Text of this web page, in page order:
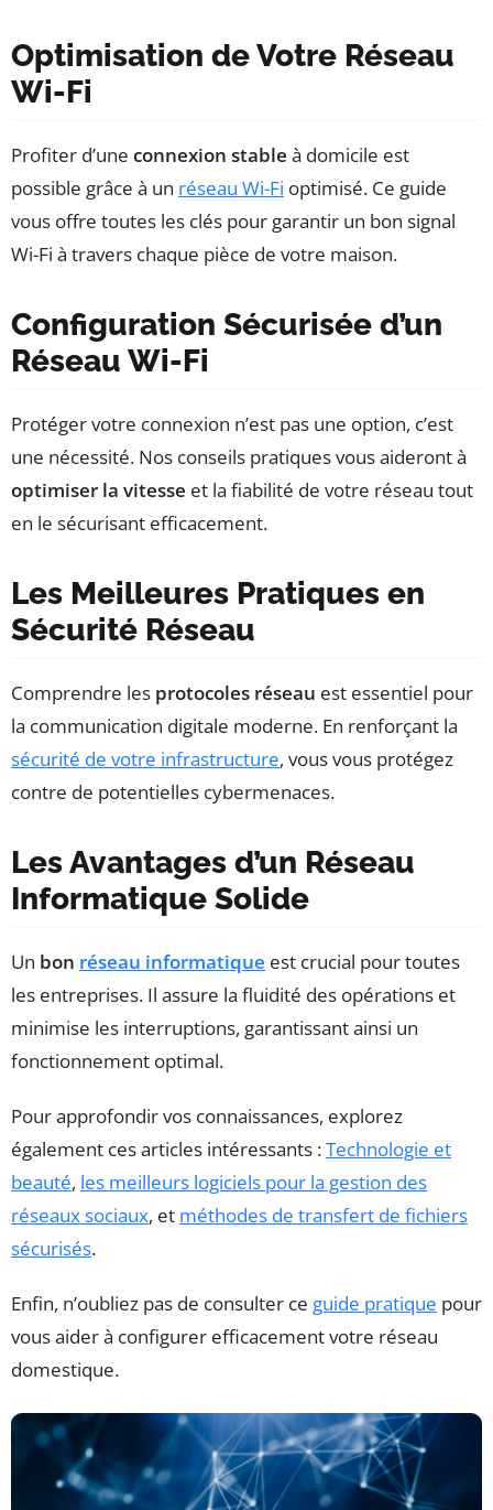
Optimisation de Votre Réseau
Wi-Fi
Profiter d’une connexion stable à domicile est
possible grâce à un réseau Wi-Fi optimisé. Ce guide
vous offre toutes les clés pour garantir un bon signal
Wi-Fi à travers chaque pièce de votre maison.
Configuration Sécurisée d’un
Réseau Wi-Fi
Protéger votre connexion n’est pas une option, c’est
une nécessité. Nos conseils pratiques vous aideront à
optimiser la vitesse et la fiabilité de votre réseau tout
en le sécurisant efficacement.
Les Meilleures Pratiques en
Sécurité Réseau
Comprendre les protocoles réseau est essentiel pour
la communication digitale moderne. En renforçant la
sécurité de votre infrastructure, vous vous protégez
contre de potentielles cybermenaces.
Les Avantages d’un Réseau
Informatique Solide
Un bon réseau informatique est crucial pour toutes
les entreprises. Il assure la fluidité des opérations et
minimise les interruptions, garantissant ainsi un
fonctionnement optimal.
Pour approfondir vos connaissances, explorez
également ces articles intéressants :Technologie et
beauté, les meilleurs logiciels pour la gestion des
réseaux sociaux, et méthodes de transfert de fichiers
sécurisés.
Enfin, n’oubliez pas de consulter ce guide pratique pour
vous aider à configurer efficacement votre réseau
domestique.